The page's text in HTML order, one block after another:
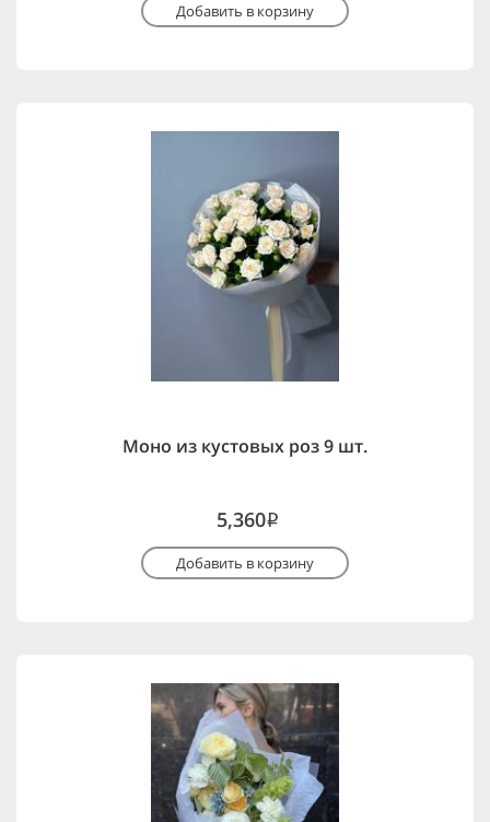
Добавить в корзину
Моно из кустовых роз 9 шт.
5,360i
Добавить в корзину